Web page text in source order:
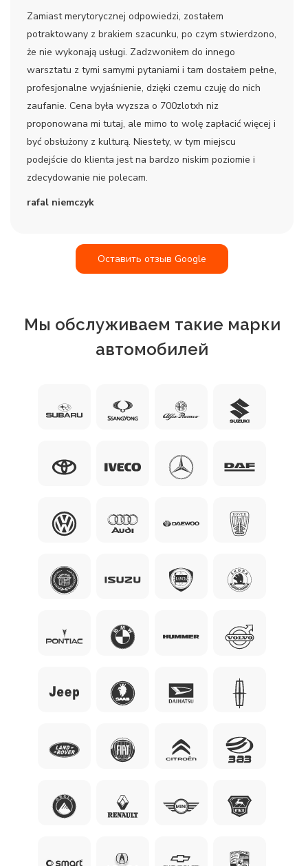
Zamiast merytorycznej odpowiedzi, zostałem
potraktowany z brakiem szacunku, po czym stwierdzono,
że nie wykonają usługi. Zadzwoniłem do innego
warsztatu z tymi samymi pytaniami i tam dostałem pełne,
profesjonalne wyjaśnienie, dzięki czemu czuję do nich
zaufanie. Cena była wyzsza o 700zlotxh niz
proponowana mi tutaj, ale mimo to wolę zapłacić więcej i
być obsłużony z kulturą. Niestety, w tym miejscu
podejście do klienta jest na bardzo niskim poziomie i
zdecydowanie nie polecam.
rafal niemczyk
Оставить отзыв Google
Мы обслуживаем такие марки
автомобилей